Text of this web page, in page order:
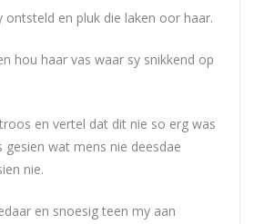
ontsteld en pluk die laken oor haar.
hou haar vas waar sy snikkend op
en vertel dat dit nie so erg was
gesien wat mens nie deesdae
nie.
en snoesig teen my aan